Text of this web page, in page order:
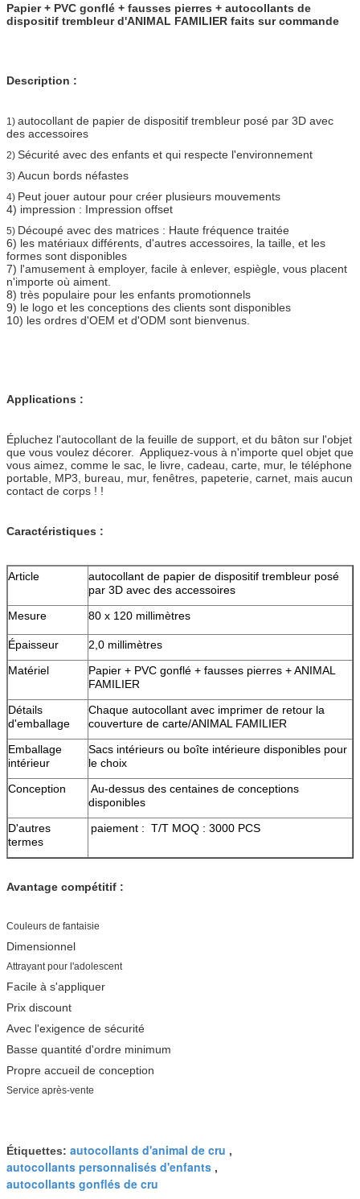
Papier + PVC gonflé + fausses pierres + autocollants de
dispositif trembleur d'ANIMAL FAMILIER faits sur commande
Description :
1) autocollant de papier de dispositif trembleur posé par 3D avec
des accessoires
2) Sécurité avec des enfants et qui respecte l'environnement
3) Aucun bords néfastes
4) Peut jouer autour pour créer plusieurs mouvements
4) impression : Impression offset
5) Découpé avec des matrices : Haute fréquence traitée
6) les matériaux différents, d'autres accessoires, la taille, et les
formes sont disponibles
7) l'amusement à employer, facile à enlever, espiègle, vous placent
n'importe où aiment.
8) très populaire pour les enfants promotionnels
9) le logo et les conceptions des clients sont disponibles
10) les ordres d'OEM et d'ODM sont bienvenus.
Applications :
Épluchez l'autocollant de la feuille de support, et du bâton sur l'objet
que vous voulez décorer. Appliquez-vous à n'importe quel objet que
vous aimez, comme le sac, le livre, cadeau, carte, mur, le téléphone
portable, MP3, bureau, mur, fenêtres, papeterie, carnet, mais aucun
contact de corps ! !
Caractéristiques :
Article
autocollant de papier de dispositif trembleur posé
par 3D avec des accessoires
Mesure
80 x 120 millimètres
Épaisseur
2,0 millimètres
Matériel
Papier + PVC gonflé + fausses pierres + ANIMAL
FAMILIER
Détails
d'emballage
Chaque autocollant avec imprimer de retour la
couverture de carte/ANIMAL FAMILIER
Emballage
intérieur
Sacs intérieurs ou boîte intérieure disponibles pour
le choix
Conception
Au-dessus des centaines de conceptions
disponibles
D'autres
termes
paiement : T/T MOQ : 3000 PCS
Avantage compétitif :
Couleurs de fantaisie
Dimensionnel
Attrayant pour l'adolescent
Facile à s'appliquer
Prix discount
Avec l'exigence de sécurité
Basse quantité d'ordre minimum
Propre accueil de conception
Service après-vente
Étiquettes: autocollants d'animal de cru ,
autocollants personnalisés d'enfants ,
autocollants gonflés de cru